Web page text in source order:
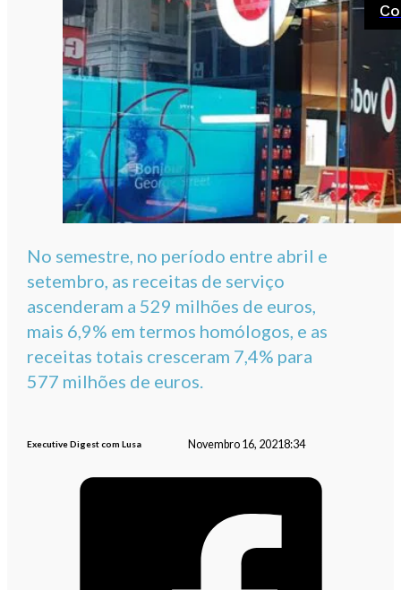
No semestre, no período entre abril e
setembro, as receitas de serviço
ascenderam a 529 milhões de euros,
mais 6,9% em termos homólogos, e as
receitas totais cresceram 7,4% para
577 milhões de euros.
Executive Digest com Lusa Novembro 16, 2021 8:34